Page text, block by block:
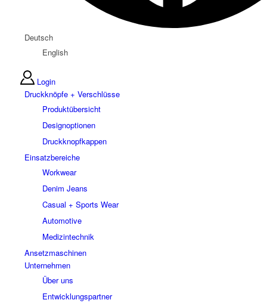
Deutsch
English
Login
Druckknöpfe + Verschlüsse
Produktübersicht
Designoptionen
Druckknopfkappen
Einsatzbereiche
Workwear
Denim Jeans
Casual + Sports Wear
Automotive
Medizintechnik
Ansetzmaschinen
Unternehmen
Über uns
Entwicklungspartner